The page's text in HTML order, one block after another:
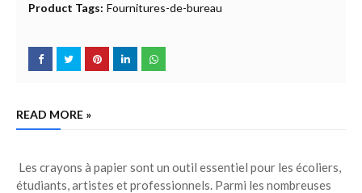
Product Tags: Fournitures-de-bureau
READ MORE »
Les crayons à papier sont un outil essentiel pour les écoliers,
étudiants, artistes et professionnels. Parmi les nombreuses